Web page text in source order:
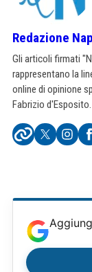
Redazione
Gli articoli firmati
rappresentano la
online di opinione
Fabrizio